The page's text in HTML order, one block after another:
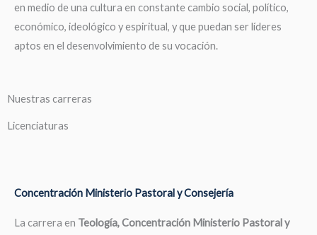
en medio de una cultura en constante cambio social, político,
económico, ideológico y espiritual, y que puedan ser líderes
aptos en el desenvolvimiento de su vocación.
Nuestras carreras
Licenciaturas
Concentración Ministerio Pastoral y Consejería
La carrera en Teología, Concentración Ministerio Pastoral y